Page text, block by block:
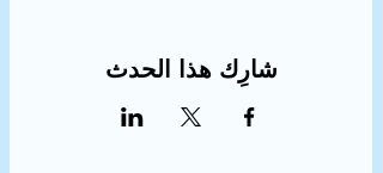
شارِك هذا الحدث